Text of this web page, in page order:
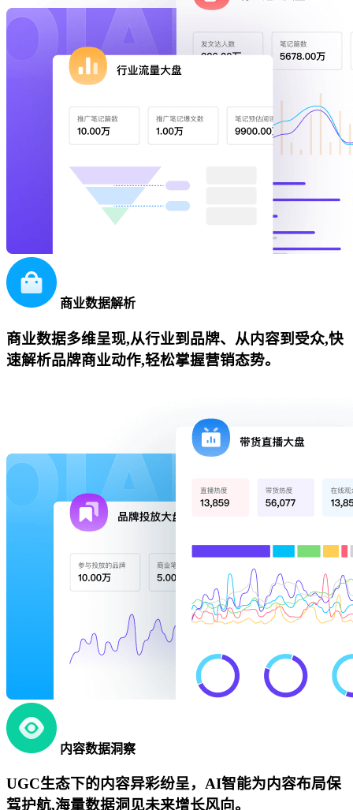
商业数据解析
商业数据多维呈现,从行业到品牌、从内容到受众,快
速解析品牌商业动作,轻松掌握营销态势。
内容数据洞察
UGC生态下的内容异彩纷呈，AI智能为内容布局保
驾护航,海量数据洞见未来增长风向。